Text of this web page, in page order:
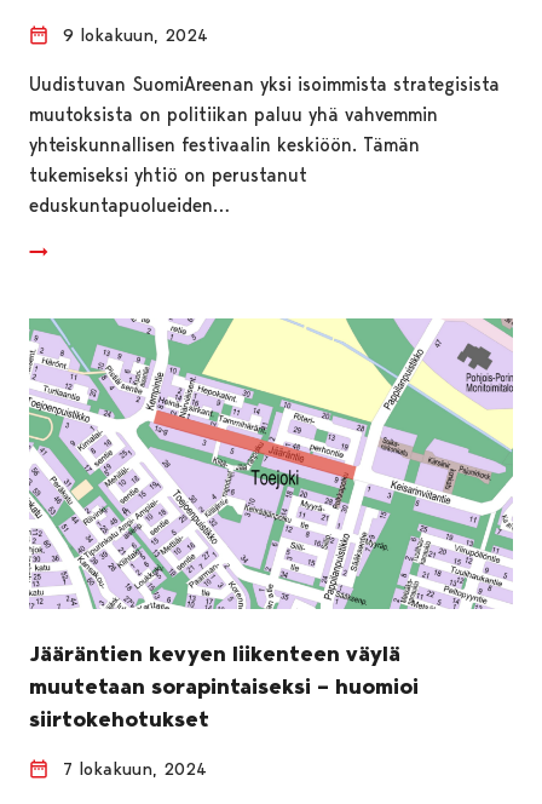
9 lokakuun, 2024
Uudistuvan SuomiAreenan yksi isoimmista strategisista
muutoksista on politiikan paluu yhä vahvemmin
yhteiskunnallisen festivaalin keskiöön. Tämän
tukemiseksi yhtiö on perustanut
eduskuntapuolueiden…
Jääräntien kevyen liikenteen väylä
muutetaan sorapintaiseksi – huomioi
siirtokehotukset
7 lokakuun, 2024